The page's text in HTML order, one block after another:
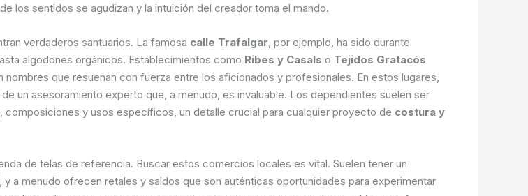
los sentidos se agudizan y la intuición del creador toma el mando.
verdaderos santuarios. La famosa calle Trafalgar , por ejemplo, ha sido durante
algodones orgánicos. Establecimientos como Ribes y Casals o Tejidos Gratacós
que resuenan con fuerza entre los aficionados y profesionales. En estos lugares,
un asesoramiento experto que, a menudo, es invaluable. Los dependientes suelen ser
y usos específicos, un detalle crucial para cualquier proyecto de costura y
de telas de referencia. Buscar estos comercios locales es vital. Suelen tener un
a menudo ofrecen retales y saldos que son auténticas oportunidades para experimentar